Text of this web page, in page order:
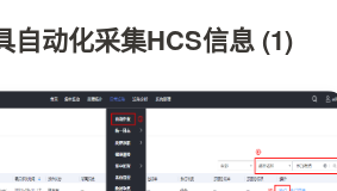
自动化采集HCS信息 (1)